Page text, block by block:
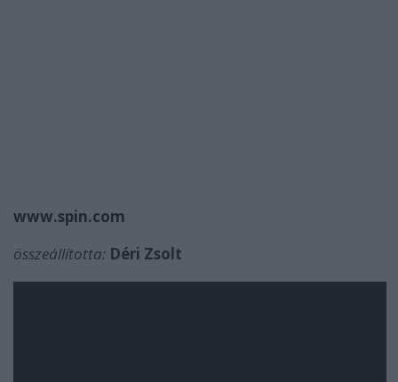
www.spin.com
összeállította: Déri Zsolt